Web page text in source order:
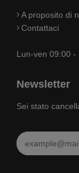
A proposito di
Contattaci
Lun-ven 09:00 -
Newsletter
Sei stato